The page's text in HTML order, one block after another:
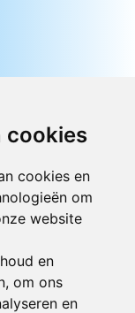
cookies
cookies en
om
website
en
om ons
en